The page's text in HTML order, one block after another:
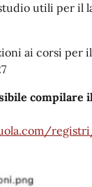
utili per il
ai corsi per
compilare